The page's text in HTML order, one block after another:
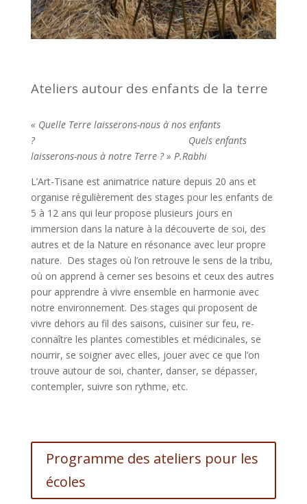
Ateliers autour des enfants de la terre
« Quelle Terre laisserons-nous à nos enfants
? Quels enfants
laisserons-nous à notre Terre ? » P.Rabhi
L’Art-Tisane est animatrice nature depuis 20 ans et
organise régulièrement des stages pour les enfants de
5 à 12 ans qui leur propose plusieurs jours en
immersion dans la nature à la découverte de soi, des
autres et de la Nature en résonance avec leur propre
nature. Des stages où l’on retrouve le sens de la tribu,
où on apprend à cerner ses besoins et ceux des autres
pour apprendre à vivre ensemble en harmonie avec
notre environnement. Des stages qui proposent de
vivre dehors au fil des saisons, cuisiner sur feu, re-
connaître les plantes comestibles et médicinales, se
nourrir, se soigner avec elles, jouer avec ce que l’on
trouve autour de soi, chanter, danser, se dépasser,
contempler, suivre son rythme, etc.
Programme des ateliers pour les
écoles